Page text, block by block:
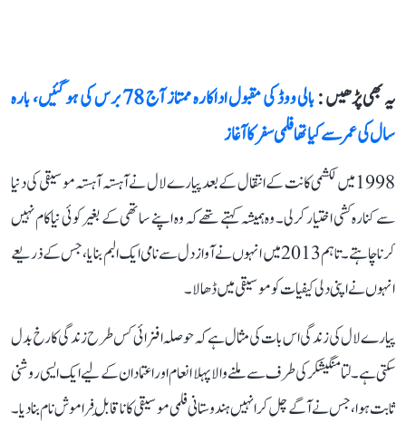
یہ بھی پڑھیں :
بالی ووڈ کی مقبول اداکارہ ممتاز آج 78 برس کی ہو گئیں، بارہ
سال کی عمر سے کیا تھا فلمی سفر کا آغاز
1998 میں لکشمی کانت کے انتقال کے بعد پیارے لال نے آہستہ آہستہ موسیقی کی دنیا
سے کنارہ کشی اختیار کرلی۔ وہ ہمیشہ کہتے تھے کہ وہ اپنے ساتھی کے بغیر کوئی نیا کام نہیں
کرنا چاہتے۔ تاہم 2013 میں انہوں نے آواز دل سے نامی ایک البم بنایا، جس کے ذریعے
انہوں نے اپنی دلی کیفیات کو موسیقی میں ڈھالا۔
پیارے لال کی زندگی اس بات کی مثال ہے کہ حوصلہ افزائی کس طرح زندگی کا رخ بدل
سکتی ہے۔ لتا منگیشکر کی طرف سے ملنے والا پہلا انعام اور اعتماد ان کے لیے ایک ایسی روشنی
ثابت ہوا، جس نے آگے چل کر انہیں ہندوستانی فلمی موسیقی کا ناقابلِ فراموش نام بنا دیا۔